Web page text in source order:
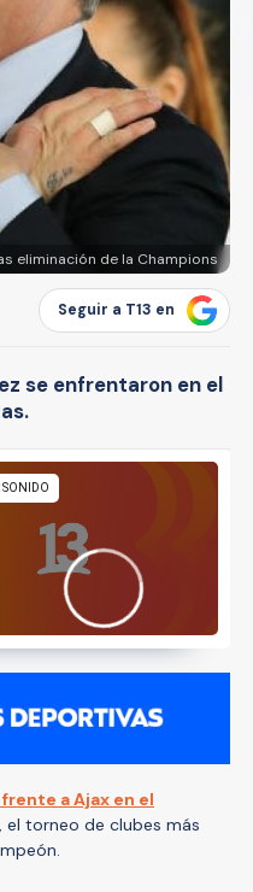
eliminación de la Champions
Seguir a T13 en
se enfrentaron en el
a Ajax en el
, el torneo de clubes más